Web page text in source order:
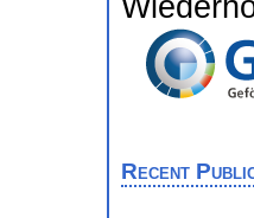
Recent